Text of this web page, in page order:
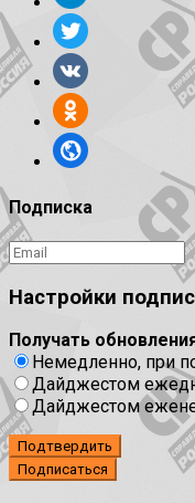
Подписка
Настройки
Получать
Немедленно, при
Дайджестом
Дайджестом
Подтвердить